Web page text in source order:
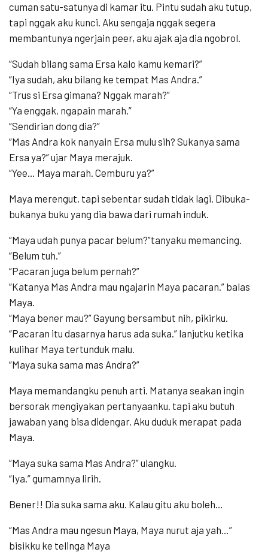
cuman satu-satunya di kamar itu. Pintu sudah aku tutup,
tapi nggak aku kunci. Aku sengaja nggak segera
membantunya ngerjain peer, aku ajak aja dia ngobrol.
“Sudah bilang sama Ersa kalo kamu kemari?”
“Iya sudah, aku bilang ke tempat Mas Andra.”
“Trus si Ersa gimana? Nggak marah?”
“Ya enggak, ngapain marah.”
“Sendirian dong dia?”
“Mas Andra kok nanyain Ersa mulu sih? Sukanya sama
Ersa ya?” ujar Maya merajuk.
“Yee… Maya marah. Cemburu ya?”
Maya merengut, tapi sebentar sudah tidak lagi. Dibuka-
bukanya buku yang dia bawa dari rumah induk.
“Maya udah punya pacar belum?”tanyaku memancing.
“Belum tuh.”
“Pacaran juga belum pernah?”
“Katanya Mas Andra mau ngajarin Maya pacaran.” balas
Maya.
“Maya bener mau?” Gayung bersambut nih, pikirku.
“Pacaran itu dasarnya harus ada suka.” lanjutku ketika
kulihar Maya tertunduk malu.
“Maya suka sama mas Andra?”
Maya memandangku penuh arti. Matanya seakan ingin
bersorak mengiyakan pertanyaanku. tapi aku butuh
jawaban yang bisa didengar. Aku duduk merapat pada
Maya.
“Maya suka sama Mas Andra?” ulangku.
“Iya.” gumamnya lirih.
Bener!! Dia suka sama aku. Kalau gitu aku boleh…
“Mas Andra mau ngesun Maya, Maya nurut aja yah…”
bisikku ke telinga Maya